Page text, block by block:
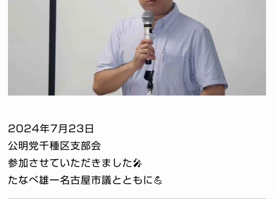
2024年7月23日
公明党千種区支部会
参加させていただきました🎤
たなべ雄一名古屋市議とともに💪